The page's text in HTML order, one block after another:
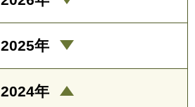
2025年
2024年